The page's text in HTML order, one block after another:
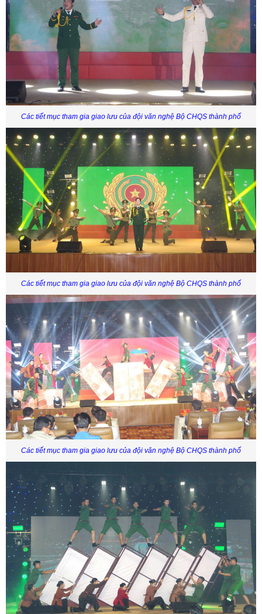
Các tiết mục tham gia giao lưu của đội văn nghệ Bộ CHQS thành phố
Các tiết mục tham gia giao lưu của đội văn nghệ Bộ CHQS thành phố
Các tiết mục tham gia giao lưu của đội văn nghệ Bộ CHQS thành phố